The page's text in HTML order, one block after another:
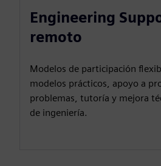
Engineering
remoto
Modelos de participación
modelos prácticos, apoyo a
problemas, tutoría y mejora
de ingeniería.